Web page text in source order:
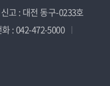
고 : 대전 동구-0233호
: 042-472-5000